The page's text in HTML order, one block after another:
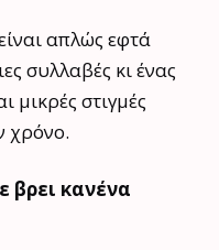
απλώς εφτά
συλλαβές κι ένας
μικρές στιγμές
χρόνο.
βρει κανένα